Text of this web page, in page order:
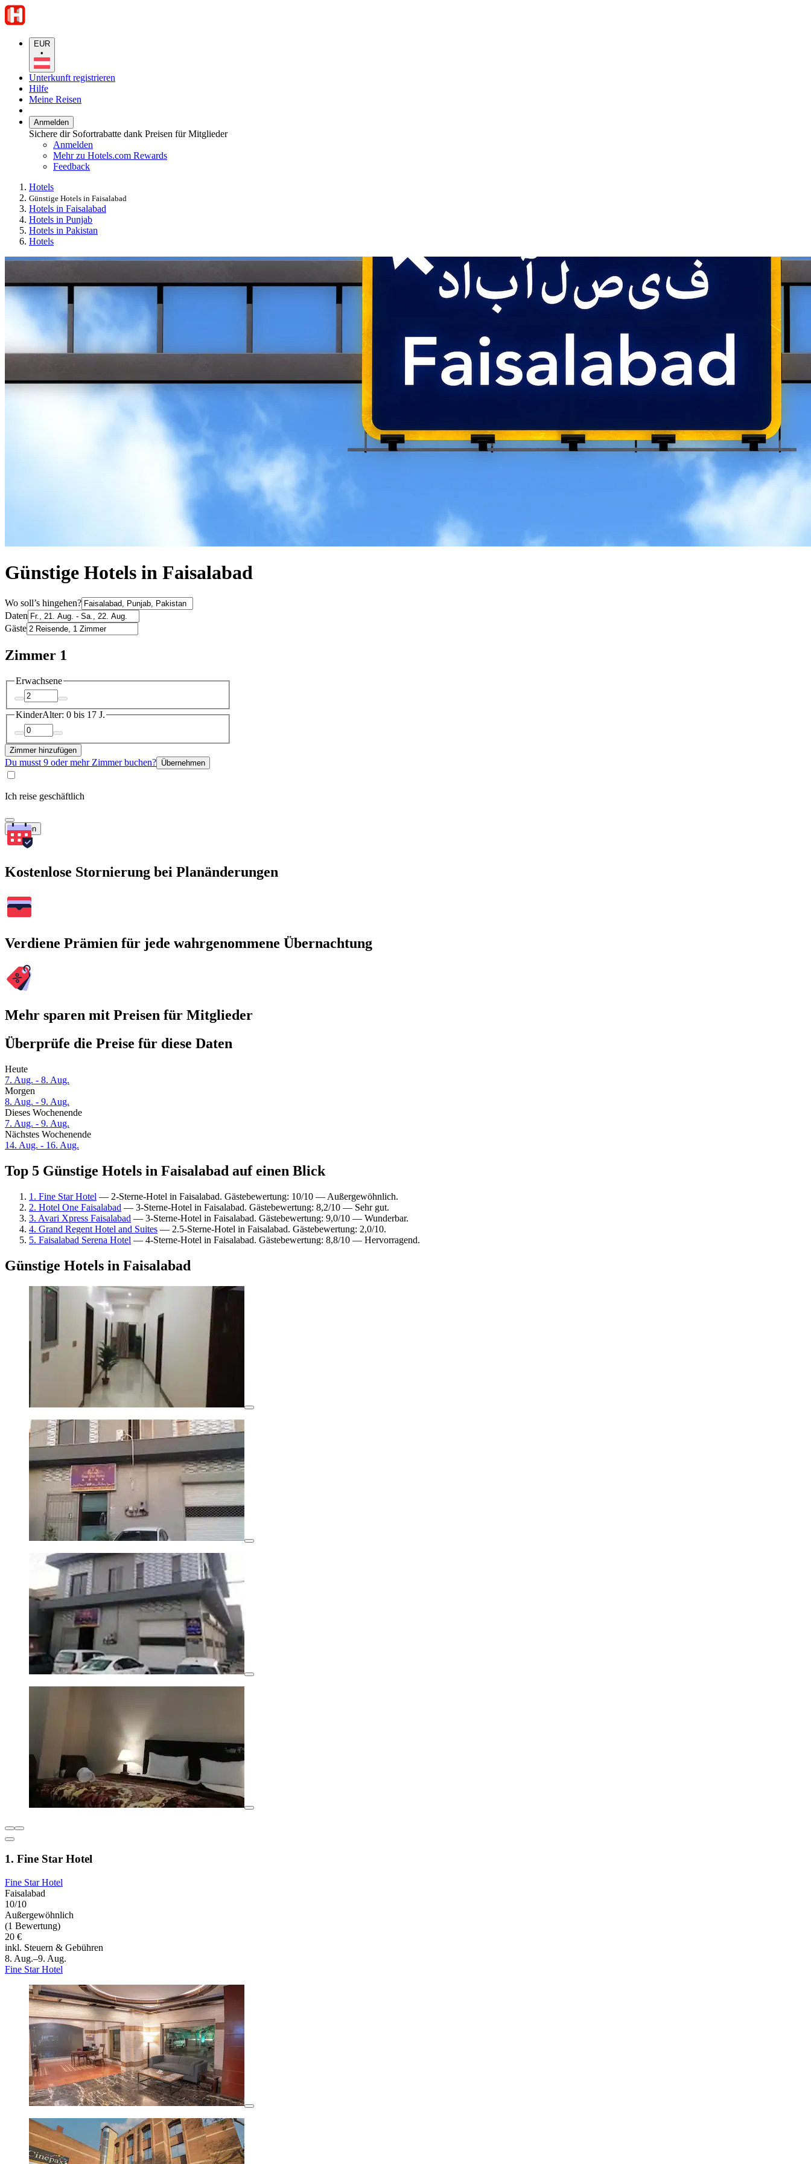
EUR
•
Unterkunft registrieren
Hilfe
Meine Reisen
Anmelden
Sichere dir Sofortrabatte dank Preisen für Mitglieder
Anmelden
Mehr zu Hotels.com Rewards
Feedback
Hotels
Günstige Hotels in Faisalabad
Hotels in Faisalabad
Hotels in Punjab
Hotels in Pakistan
Hotels
Günstige Hotels in Faisalabad
Wo soll’s hingehen?
Daten
Gäste
Zimmer 1
Erwachsene
KinderAlter: 0 bis 17 J.
Zimmer hinzufügen
Du musst 9 oder mehr Zimmer buchen? Übernehmen
Ich reise geschäftlich
Suchen
Kostenlose Stornierung bei Planänderungen
Verdiene Prämien für jede wahrgenommene Übernachtung
Mehr sparen mit Preisen für Mitglieder
Überprüfe die Preise für diese Daten
Heute
7. Aug. - 8. Aug.
Morgen
8. Aug. - 9. Aug.
Dieses Wochenende
7. Aug. - 9. Aug.
Nächstes Wochenende
14. Aug. - 16. Aug.
Top 5 Günstige Hotels in Faisalabad auf einen Blick
1. Fine Star Hotel — 2-Sterne-Hotel in Faisalabad. Gästebewertung: 10/10 — Außergewöhnlich.
2. Hotel One Faisalabad — 3-Sterne-Hotel in Faisalabad. Gästebewertung: 8,2/10 — Sehr gut.
3. Avari Xpress Faisalabad — 3-Sterne-Hotel in Faisalabad. Gästebewertung: 9,0/10 — Wunderbar.
4. Grand Regent Hotel and Suites — 2.5-Sterne-Hotel in Faisalabad. Gästebewertung: 2,0/10.
5. Faisalabad Serena Hotel — 4-Sterne-Hotel in Faisalabad. Gästebewertung: 8,8/10 — Hervorragend.
Günstige Hotels in Faisalabad
1. Fine Star Hotel
Fine Star Hotel
Faisalabad
10/10
Außergewöhnlich
(1 Bewertung)
20 €
inkl. Steuern & Gebühren
8. Aug.–9. Aug.
Fine Star Hotel